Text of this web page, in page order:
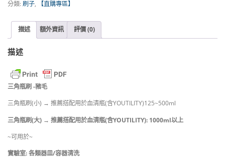
6
N
T
－
鬃
台
製
造
量
分類:刷子, 【直購專區】
描述 額外資訊 評價 (0)
描述
三角瓶刷 -豬毛
三角瓶刷(小) → 推薦搭配用於血清瓶(含YOUTILITY)125~500ml
三角瓶刷(大) → 推薦搭配用於血清瓶(含YOUTILITY): 1000ml以上
~可用於~
實驗室: 各類器皿/容器清洗